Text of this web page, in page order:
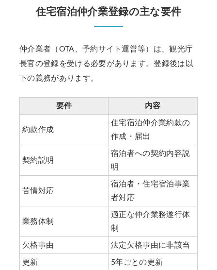
住宅宿泊仲介業登録の主な要件
仲介業者（OTA、予約サイト運営等）は、観光庁
長官の登録を受ける必要があります。登録後は以
下の義務があります。
要件 内容
約款作成
住宅宿泊仲介業約款の
作成・届出
契約説明
宿泊者への契約内容説
明
苦情対応
宿泊者・住宅宿泊事業
者対応
業務体制
適正な仲介業務遂行体
制
欠格事由 法定欠格事由に非該当
更新 5年ごとの更新